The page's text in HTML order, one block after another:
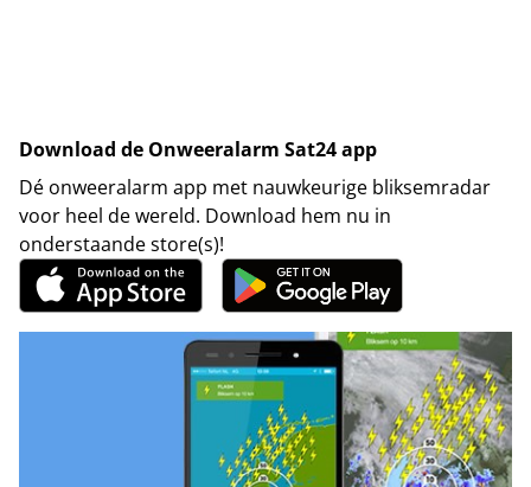
Download de Onweeralarm Sat24 app
Dé onweeralarm app met nauwkeurige bliksemradar
voor heel de wereld. Download hem nu in
onderstaande store(s)!